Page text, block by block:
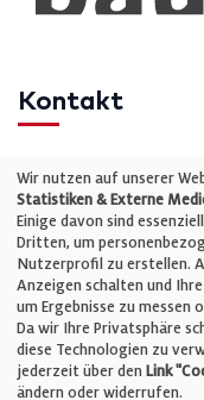
Kontakt
Telefon: +49 (0)711
E-Mail:
Unternehmen
Impressum
Wir nutzen auf unserer
Statistiken & Externe
Einige davon sind
Dritten, um
Nutzerprofil zu erstellen.
Anzeigen schalten und
um Ergebnisse zu messen
Da wir Ihre Privatsphäre
diese Technologien zu
jederzeit über den Link
ändern oder widerrufen.